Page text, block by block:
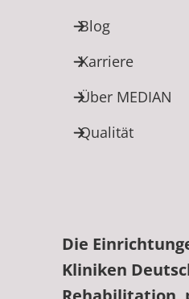
Blog
Karriere
Über MEDIAN
Qualität
Die
Kliniken